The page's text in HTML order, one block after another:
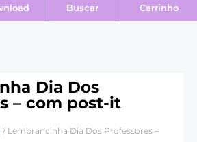
Buscar Carrinho
Dia Dos
– com post-it
/ Lembrancinha Dia Dos Professores –